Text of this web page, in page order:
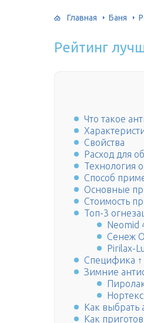
Главная Баня
Рейтинг
Что такое
Свойства
Расход для
Технология
Способ
Основные
Стоимость
Топ-3
Neomid
Сенеж
Pirilax-
Специфика ↑
Зимние
Как выбрать
Как